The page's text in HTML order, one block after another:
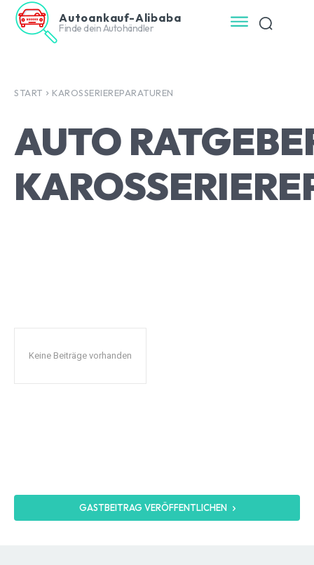
Autoankauf-Alibaba
Finde dein Autohändler
START KAROSSERIEREPARATUREN
AUTO
Keine Beiträge vorhanden
GASTBEITRAG VERÖFFENTLICHEN